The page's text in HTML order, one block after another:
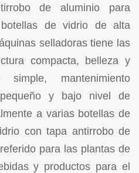
de aluminio para
de vidrio de alta
selladoras tiene las
compacta, belleza y
simple, mantenimiento
y bajo nivel de
a varias botellas de
con tapa antirrobo de
para las plantas de
y productos para el